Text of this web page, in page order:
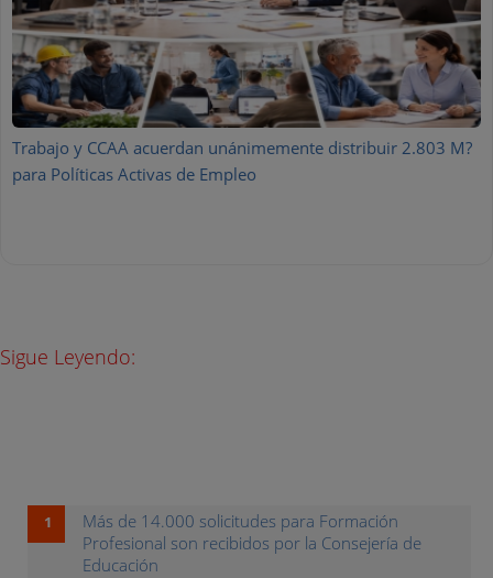
Trabajo y CCAA acuerdan unánimemente distribuir 2.803 M?
para Políticas Activas de Empleo
Sigue Leyendo:
Más de 14.000 solicitudes para Formación
Profesional son recibidos por la Consejería de
Educación